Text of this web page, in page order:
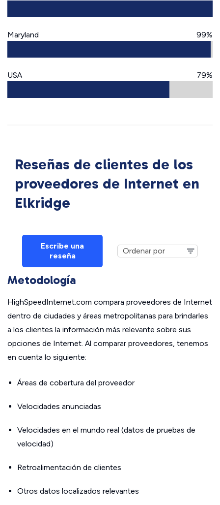
Maryland 99%
USA 79%
Reseñas de clientes de los
proveedores de Internet en
Elkridge
Escribe una
reseña
Metodología
HighSpeedInternet.com compara proveedores de Internet
dentro de ciudades y áreas metropolitanas para brindarles
a los clientes la información más relevante sobre sus
opciones de Internet. Al comparar proveedores, tenemos
en cuenta lo siguiente:
Áreas de cobertura del proveedor
Velocidades anunciadas
Velocidades en el mundo real (datos de pruebas de
velocidad)
Retroalimentación de clientes
Otros datos localizados relevantes